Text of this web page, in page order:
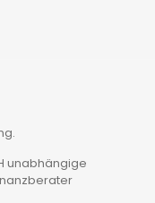
unabhängige